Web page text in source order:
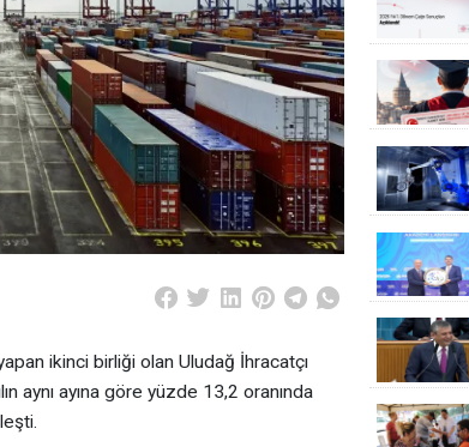
ikinci birliği olan Uludağ İhracatçı
aynı ayına göre yüzde 13,2 oranında